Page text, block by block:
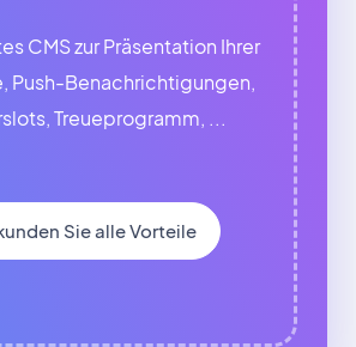
CMS zur Präsentation Ihrer
Push-Benachrichtigungen,
Treueprogramm, ...
Sie alle Vorteile